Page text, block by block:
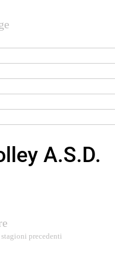
A.S.D.
precedenti